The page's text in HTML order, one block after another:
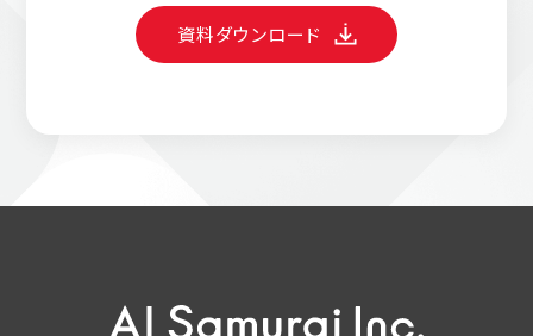
資料ダウンロード